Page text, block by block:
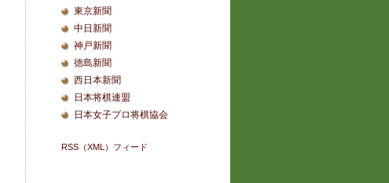
東京新聞
中日新聞
神戸新聞
徳島新聞
西日本新聞
日本将棋連盟
日本女子プロ将棋協会
RSS（XML）フィード